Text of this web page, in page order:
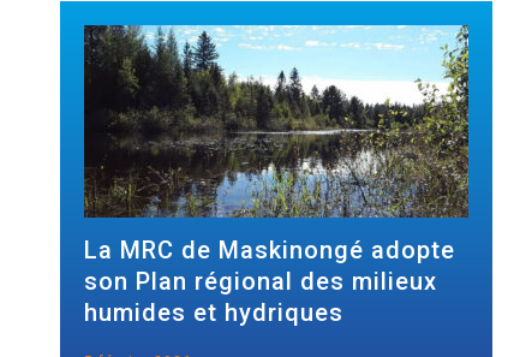
La MRC de Maskinongé adopte
son Plan régional des milieux
humides et hydriques